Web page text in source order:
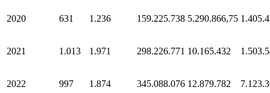
2020 631 1.236 159.225.738 5.290.866,75
2021 1.013 1.971 298.226.771 10.165.432
2022 997 1.874 345.088.076 12.879.782